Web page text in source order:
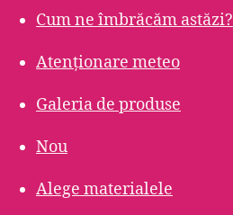
Cum ne îmbrăcăm astăzi?
Atenționare meteo
Galeria de produse
Nou
Alege materialele